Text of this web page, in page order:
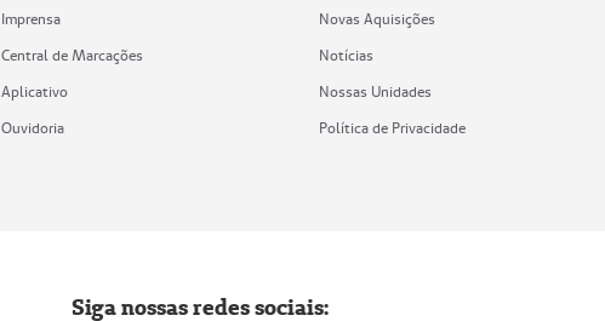
Imprensa
Central de Marcações
Aplicativo
Ouvidoria
Novas Aquisições
Notícias
Nossas Unidades
Política de Privacidade
Siga nossas redes sociais: